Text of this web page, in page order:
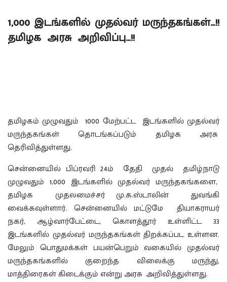
1,000 இடங்களில் முதல்வர் மருந்தகங்கள்…!!
தமிழக அரசு அறிவிப்பு…!!
தமிழகம் முழுவதும் 1000 மேற்பட்ட இடங்களில் முதல்வர்
மருந்தகங்கள் தொடங்கப்படும் தமிழக அரசு
தெரிவித்துள்ளது.
சென்னையில் பிப்ரவரி 24ம் தேதி முதல் தமிழ்நாடு
முழுவதும் 1,000 இடங்களில் முதல்வர் மருந்தகங்களை,
தமிழக முதலமைச்சர் மு.க.ஸ்டாலின் துவங்கி
வைக்கவுள்ளார். சென்னையில் மட்டுமே தியாகராயர்
நகர், ஆழ்வார்பேட்டை, கொளத்தூர் உள்ளிட்ட 33
இடங்களில் முதல்வர் மருந்தகங்கள் திறக்கப்பட உள்ளன.
மேலும் பொதுமக்கள் பயன்பெறும் வகையில் முதல்வர்
மருந்தகங்களில் குறைந்த விலைக்கு மருந்து,
மாத்திரைகள் கிடைக்கும் என்று அரசு அறிவித்துள்ளது.